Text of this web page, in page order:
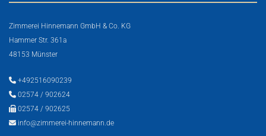
Zimmerei Hinnemann GmbH & Co. KG
Hammer Str. 361a
48153 Münster
 +492516090239
 02574 / 902624
 02574 / 902625
 info@zimmerei-hinnemann.de